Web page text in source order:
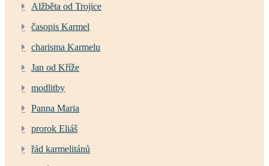
Alžběta od Trojice
časopis Karmel
charisma Karmelu
Jan od Kříže
modlitby
Panna Maria
prorok Eliáš
řád karmelitánů